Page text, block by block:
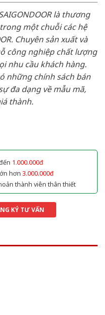
là thương
một chuỗi các hệ
Chuyên sản xuất và
công nghiệp chất lượng
nhu cầu khách hàng.
những chính sách bán
đa dạng về mẫu mã,
thành.
1.000.000đ
hơn 3.000.000đ
thành viên thân thiết
KÝ TƯ VẤN